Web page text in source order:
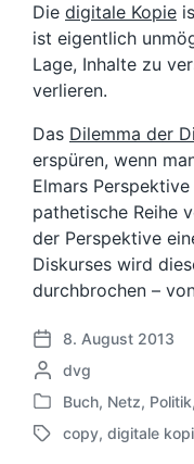
Die digitale Kopie
ist eigentlich
Lage, Inhalte zu
verlieren.
Das Dilemma der
erspüren, wenn
Elmars
pathetische Reihe
der Perspektive
Diskurses wird
durchbrochen –
V
e
r
f
8. August 2013
G
e
c
dvg
V
e
Buch, Netz, Politik,
S
copy, digitale